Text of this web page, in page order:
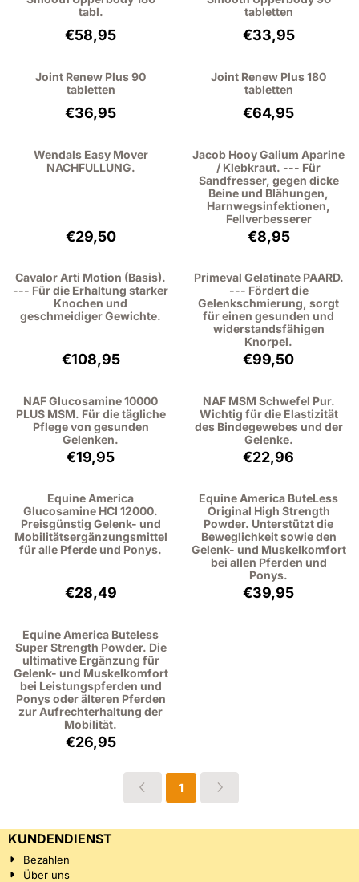
tabl.
Preis: 58,95, ohne MwSt.: 54,08
€58,95
tabletten
Preis: 33,95,
€33,95
Joint Renew Plus 90
tabletten
Preis: 36,95, ohne MwSt.: 33,90
€36,95
Joint Renew Plus 180
tabletten
Preis: 64,95,
€64,95
Wendals Easy Mover
NACHFULLUNG.
Preis: 29,50, ohne MwSt.: 27,06
€29,50
Jacob Hooy Galium Aparine
/ Klebkraut. --- Für
Sandfresser, gegen dicke
Beine und Blähungen,
Harnwegsinfektionen,
Fellverbesserer
Preis: 8,95,
€8,95
Cavalor Arti Motion (Basis).
--- Für die Erhaltung starker
Knochen und
geschmeidiger Gewichte.
Preis: 108,95, ohne MwSt.: 99,95
€108,95
Primeval Gelatinate PAARD.
--- Fördert die
Gelenkschmierung, sorgt
für einen gesunden und
widerstandsfähigen
Knorpel.
Preis: 99,50,
€99,50
NAF Glucosamine 10000
PLUS MSM. Für die tägliche
Pflege von gesunden
Gelenken.
Preis: 19,95, ohne MwSt.: 18,30
€19,95
NAF MSM Schwefel Pur.
Wichtig für die Elastizität
des Bindegewebes und der
Gelenke.
Preis: 22,96,
€22,96
Equine America
Glucosamine HCI 12000.
Preisgünstig Gelenk- und
Mobilitätsergänzungsmittel
für alle Pferde und Ponys.
Preis: 28,49, ohne MwSt.: 26,14
€28,49
Equine America ButeLess
Original High Strength
Powder. Unterstützt die
Beweglichkeit sowie den
Gelenk- und Muskelkomfort
bei allen Pferden und
Ponys.
Preis: 39,95,
€39,95
Equine America Buteless
Super Strength Powder. Die
ultimative Ergänzung für
Gelenk- und Muskelkomfort
bei Leistungspferden und
Ponys oder älteren Pferden
zur Aufrechterhaltung der
Mobilität.
Preis: 26,95, ohne MwSt.: 24,72
€26,95
1
KUNDENDIENST
Bezahlen
Über uns